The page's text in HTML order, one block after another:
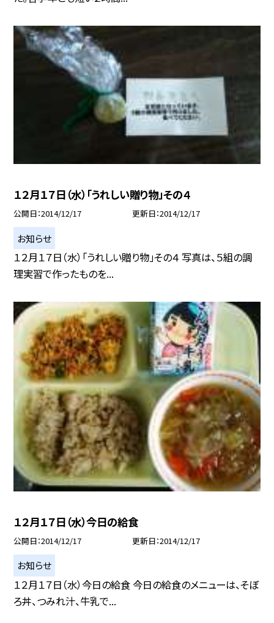
１２月１７日（水）「うれしい贈り物」その４
公開日 2014/12/17 更新日 2014/12/17
お知らせ
１２月１７日（水）「うれしい贈り物」その４ 写真は、５組の調
理実習で作ったものを...
１２月１７日（水）今日の給食
公開日 2014/12/17 更新日 2014/12/17
お知らせ
１２月１７日（水）今日の給食 今日の給食のメニューは、そぼ
ろ丼、つみれ汁、牛乳で...